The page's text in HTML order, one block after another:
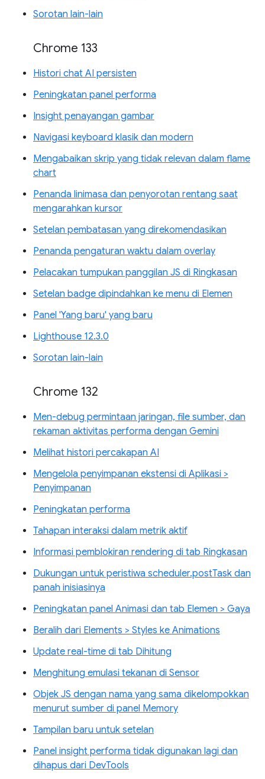
Sorotan lain-lain
Chrome 133
Histori chat AI persisten
Peningkatan panel performa
Insight penayangan gambar
Navigasi keyboard klasik dan modern
Mengabaikan skrip yang tidak relevan dalam flame
chart
Penanda linimasa dan penyorotan rentang saat
mengarahkan kursor
Setelan pembatasan yang direkomendasikan
Penanda pengaturan waktu dalam overlay
Pelacakan tumpukan panggilan JS di Ringkasan
Setelan badge dipindahkan ke menu di Elemen
Panel 'Yang baru' yang baru
Lighthouse 12.3.0
Sorotan lain-lain
Chrome 132
Men-debug permintaan jaringan, file sumber, dan
rekaman aktivitas performa dengan Gemini
Melihat histori percakapan AI
Mengelola penyimpanan ekstensi di Aplikasi >
Penyimpanan
Peningkatan performa
Tahapan interaksi dalam metrik aktif
Informasi pemblokiran rendering di tab Ringkasan
Dukungan untuk peristiwa scheduler.postTask dan
panah inisiasinya
Peningkatan panel Animasi dan tab Elemen > Gaya
Beralih dari Elements > Styles ke Animations
Update real-time di tab Dihitung
Menghitung emulasi tekanan di Sensor
Objek JS dengan nama yang sama dikelompokkan
menurut sumber di panel Memory
Tampilan baru untuk setelan
Panel insight performa tidak digunakan lagi dan
dihapus dari DevTools